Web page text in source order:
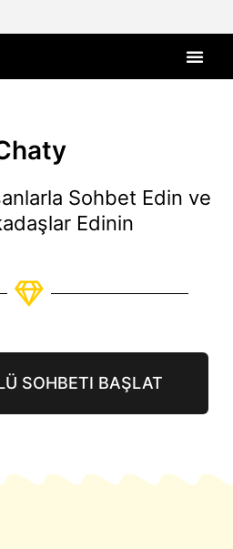
Sohbet Edin ve
Edinin
SOHBETI BAŞLAT